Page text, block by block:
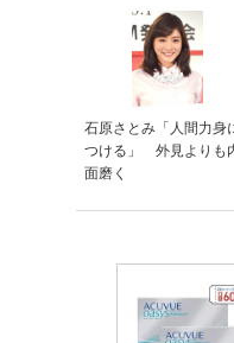
石原さとみ「人間力身
つける」 外見よりも
面磨く